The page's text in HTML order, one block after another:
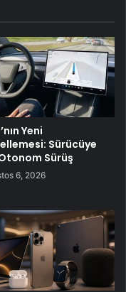
Yeni
Sürücüye
Sürüş
6, 2026